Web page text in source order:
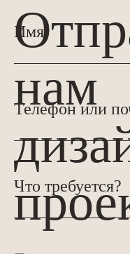
нам